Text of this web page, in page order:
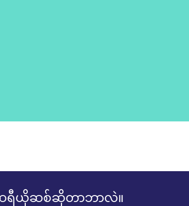
ရီယိုဆစ်ဆိုတာဘာလဲ။